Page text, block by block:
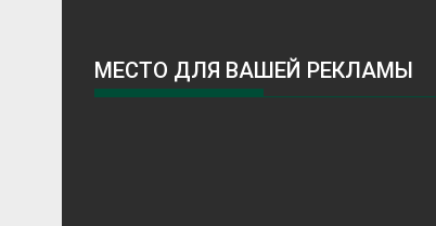
МЕСТО ДЛЯ ВАШЕЙ РЕКЛАМЫ